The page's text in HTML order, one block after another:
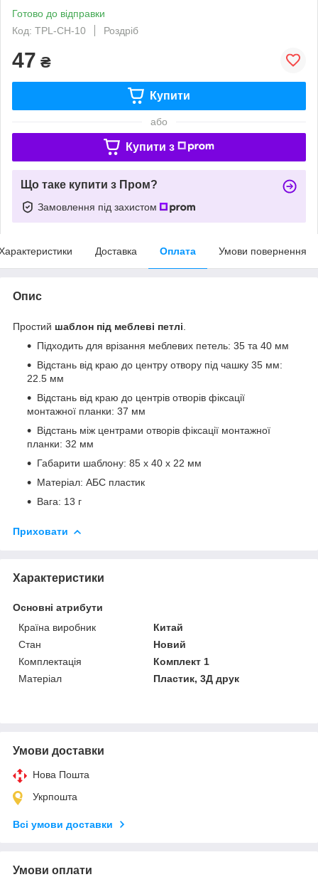
Готово до відправки
Код: TPL-CH-10
Роздріб
47 ₴
Купити
або
Купити з
Що таке купити з Пром?
Замовлення під захистом
Доставка Оплата Умови повернення
Опис
Простий шаблон під меблеві петлі
Підходить для врізання меблевих петель: 35 та 40 мм
Відстань від краю до центру отвору під чашку 35 мм:
22.5 мм
Відстань від краю до центрів отворів фіксації
монтажної планки: 37 мм
Відстань між центрами отворів фіксації монтажної
планки: 32 мм
Габарити шаблону: 85 x 40 x 22 мм
Матеріал: АБС пластик
Вага: 13 г
Приховати
Характеристики
Основні атрибути
Країна виробник
Китай
Стан
Новий
Комплектація
Комплект 1
Матеріал
Пластик, 3Д друк
Умови доставки
Нова Пошта
Укрпошта
Всі умови доставки
Умови оплати